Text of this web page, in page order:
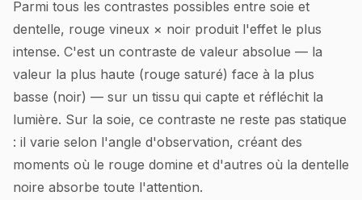
Parmi tous les contrastes possibles entre soie et
dentelle, rouge vineux × noir produit l'effet le plus
intense. C'est un contraste de valeur absolue — la
valeur la plus haute (rouge saturé) face à la plus
basse (noir) — sur un tissu qui capte et réfléchit la
lumière. Sur la soie, ce contraste ne reste pas statique
: il varie selon l'angle d'observation, créant des
moments où le rouge domine et d'autres où la dentelle
noire absorbe toute l'attention.